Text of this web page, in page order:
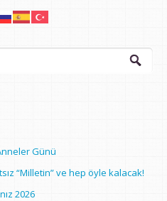
Günü
“Milletin” ve hep öyle kalacak!
2026